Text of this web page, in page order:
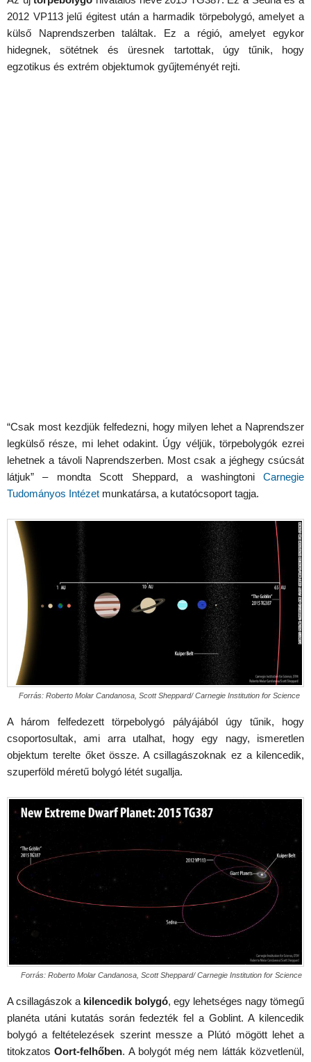
2012 VP113 jelű égitest után a harmadik törpebolygó, amelyet a
külső Naprendszerben találtak. Ez a régió, amelyet egykor
hidegnek, sötétnek és üresnek tartottak, úgy tűnik, hogy
egzotikus és extrém objektumok gyűjteményét rejti.
“Csak most kezdjük felfedezni, hogy milyen lehet a Naprendszer
legkülső része, mi lehet odakint. Úgy véljük, törpebolygók ezrei
lehetnek a távoli Naprendszerben. Most csak a jéghegy csúcsát
látjuk” – mondta Scott Sheppard, a washingtoniCarnegie
Tudományos Intézet munkatársa, a kutatócsoport tagja.
Forrás: Roberto Molar Candanosa, Scott Sheppard/ Carnegie Institution for Science
A három felfedezett törpebolygó pályájából úgy tűnik, hogy
csoportosultak, ami arra utalhat, hogy egy nagy, ismeretlen
objektum terelte őket össze. A csillagászoknak ez a kilencedik,
szuperföld méretű bolygó létét sugallja.
Forrás: Roberto Molar Candanosa, Scott Sheppard/ Carnegie Institution for Science
A csillagászok a kilencedik bolygó, egy lehetséges nagy tömegű
planéta utáni kutatás során fedezték fel a Goblint. A kilencedik
bolygó a feltételezések szerint messze a Plútó mögött lehet a
titokzatosOort-felhőben. A bolygót még nem látták közvetlenül,